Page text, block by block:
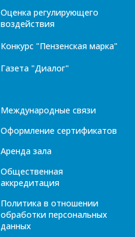
Оценка регулирующего
воздействия
Конкурс "Пензенская марка"
Газета "Диалог"
Международные связи
Оформление сертификатов
Аренда зала
Общественная
аккредитация
Политика в отношении
обработки персональных
данных